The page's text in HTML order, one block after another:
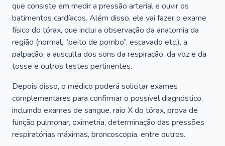
que consiste em medir a pressão arterial e ouvir os
batimentos cardíacos. Além disso, ele vai fazer o exame
físico do tórax, que inclui a observação da anatomia da
região (normal, “peito de pombo”, escavado etc.), a
palpação, a ausculta dos sons da respiração, da voz e da
tosse e outros testes pertinentes.
Depois disso, o médico poderá solicitar exames
complementares para confirmar o possível diagnóstico,
incluindo exames de sangue, raio X do tórax, prova de
função pulmonar, oximetria, determinação das pressões
respiratórias máximas, broncoscopia, entre outros.